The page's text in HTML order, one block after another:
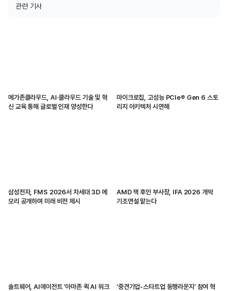
관련 기사
메가존클라우드, AI·클라우드 기술 및 혁
신 교육 통해 글로벌 인재 양성한다
마이크로칩, 고성능 PCIe® Gen 6 스토
리지 아키텍처 시연해
삼성전자, FMS 2026서 차세대 3D 메
모리 공개하며 미래 비전 제시
AMD 잭 후인 부사장, IFA 2026 개막
기조연설 맡는다
솔트웨어, AI에이전트 ‘아마존 퀵 AI 워크
‘중견기업-스타트업 동행라운지’ 참여 혁